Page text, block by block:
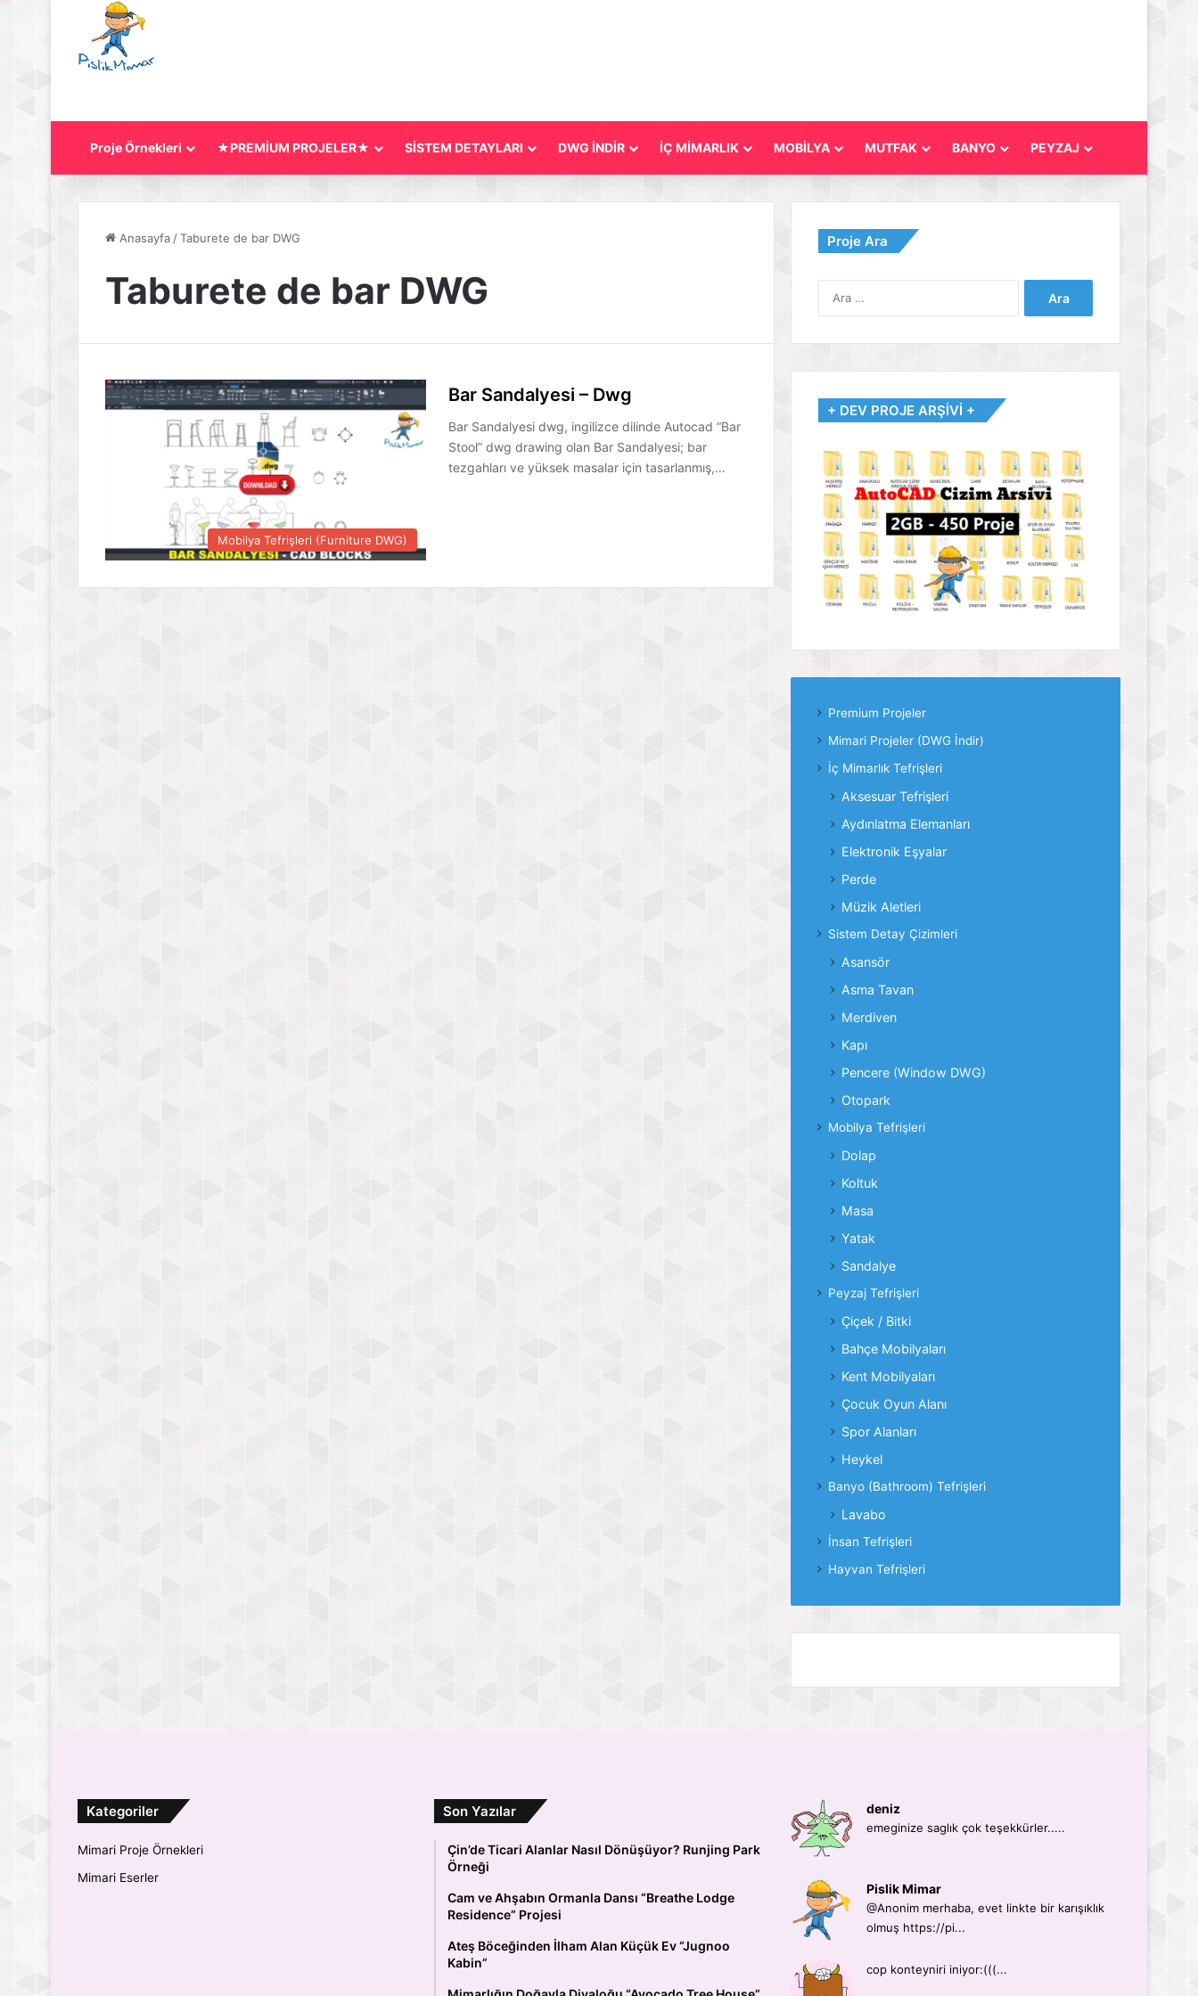
Proje Örnekleri ★PREMİUM PROJELER★ SİSTEM DETAYLARI DWG İNDİR İÇ MİMARLIK MOBİLYA MUTFAK BANYO PEYZAJ
Anasayfa /Taburete de bar DWG
Taburete de bar DWG
Mobilya Tefrişleri (Furniture DWG)
Bar Sandalyesi – Dwg
Bar Sandalyesi dwg, ingilizce dilinde Autocad “Bar
Stool” dwg drawing olan Bar Sandalyesi; bar
tezgahları ve yüksek masalar için tasarlanmış,…
Proje Ara
+ DEV PROJE ARŞİVİ +
Premium Projeler
Mimari Projeler (DWG İndir)
İç Mimarlık Tefrişleri
Aksesuar Tefrişleri
Aydınlatma Elemanları
Elektronik Eşyalar
Perde
Müzik Aletleri
Sistem Detay Çizimleri
Asansör
Asma Tavan
Merdiven
Kapı
Pencere (Window DWG)
Otopark
Mobilya Tefrişleri
Dolap
Koltuk
Masa
Yatak
Sandalye
Peyzaj Tefrişleri
Çiçek / Bitki
Bahçe Mobilyaları
Kent Mobilyaları
Çocuk Oyun Alanı
Spor Alanları
Heykel
Banyo (Bathroom) Tefrişleri
Lavabo
İnsan Tefrişleri
Hayvan Tefrişleri
Kategoriler
Mimari Proje Örnekleri
Mimari Eserler
Son Yazılar
Çin’de Ticari Alanlar Nasıl Dönüşüyor? Runjing Park
Örneği
Cam ve Ahşabın Ormanla Dansı “Breathe Lodge
Residence” Projesi
Ateş Böceğinden İlham Alan Küçük Ev “Jugnoo
Kabin”
deniz
emeginize saglık çok teşekkürler.....
Pislik Mimar
@Anonim merhaba, evet linkte bir karışıklık
olmuş https://pi...
cop konteyniri iniyor:(((...